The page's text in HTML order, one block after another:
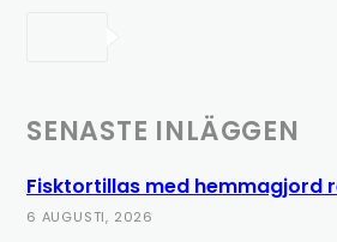
SENASTE INLÄGGEN
Fisktortillas med hemmagjord
6 AUGUSTI, 2026